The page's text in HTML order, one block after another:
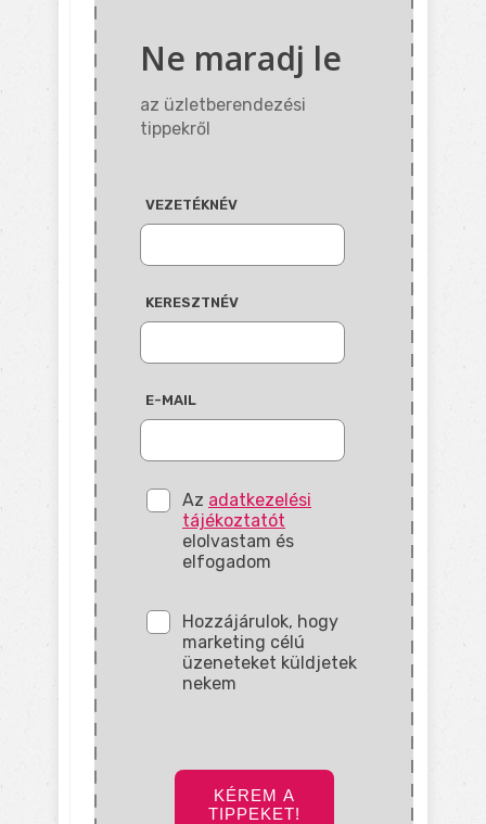
Ne maradj le
az üzletberendezési
tippekről
VEZETÉKNÉV
KERESZTNÉV
E-MAIL
Az adatkezelési
tájékoztatót
elolvastam és
elfogadom
Hozzájárulok, hogy
marketing célú
üzeneteket küldjetek
nekem
KÉREM A
TIPPEKET!